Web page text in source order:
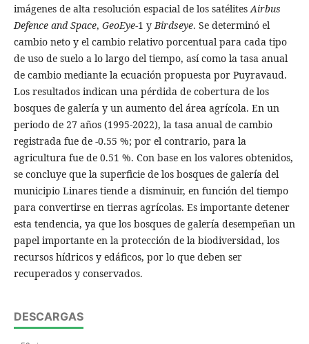
imágenes de alta resolución espacial de los satélitesAirbus
Defence and Space, GeoEye-1 yBirdseye. Se determinó el
cambio neto y el cambio relativo porcentual para cada tipo
de uso de suelo a lo largo del tiempo, así como la tasa anual
de cambio mediante la ecuación propuesta por Puyravaud.
Los resultados indican una pérdida de cobertura de los
bosques de galería y un aumento del área agrícola. En un
periodo de 27 años (1995-2022), la tasa anual de cambio
registrada fue de -0.55 %; por el contrario, para la
agricultura fue de 0.51 %. Con base en los valores obtenidos,
se concluye que la superficie de los bosques de galería del
municipio Linares tiende a disminuir, en función del tiempo
para convertirse en tierras agrícolas. Es importante detener
esta tendencia, ya que los bosques de galería desempeñan un
papel importante en la protección de la biodiversidad, los
recursos hídricos y edáficos, por lo que deben ser
recuperados y conservados.
DESCARGAS